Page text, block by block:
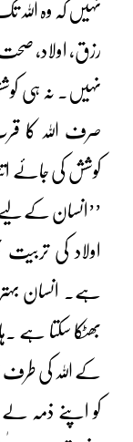
نہیں کہ وہ اللہ
رزق، اولاد،
نہیں۔ نہ ہی
صرف اللہ کا
کوشش کی جائے
’’انسان کے
اولاد کی
ہے۔ انسان
بھٹکا سکتا ہے
کے اللہ کی طرف
کو اپنے ذمہ لے